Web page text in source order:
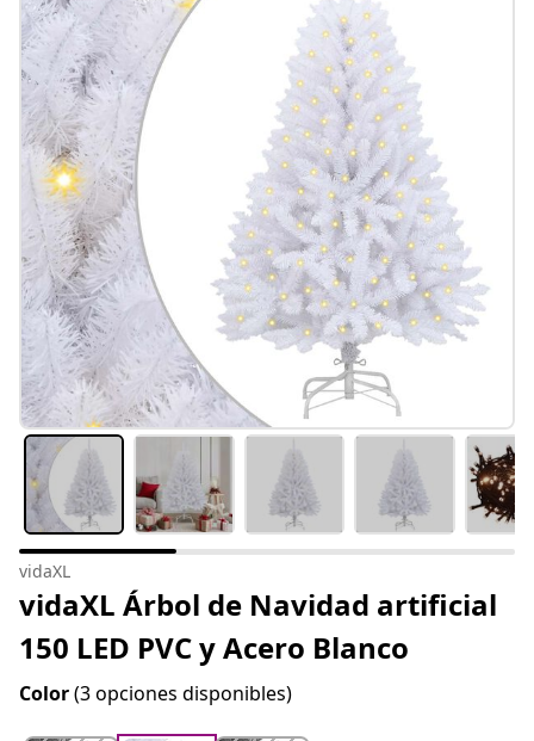
#sharemevidaxl
vidaXL
vidaXL Árbol de Navidad artificial
150 LED PVC y Acero Blanco
Color(3 opciones disponibles)